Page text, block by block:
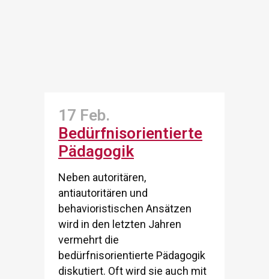
17 Feb.
Bedürfnisorientierte
Pädagogik
Neben autoritären,
antiautoritären und
behavioristischen Ansätzen
wird in den letzten Jahren
vermehrt die
bedürfnisorientierte Pädagogik
diskutiert. Oft wird sie auch mit